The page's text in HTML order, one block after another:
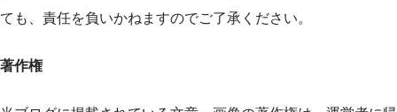
ても、責任を負いかねますのでご了承ください。
著作権